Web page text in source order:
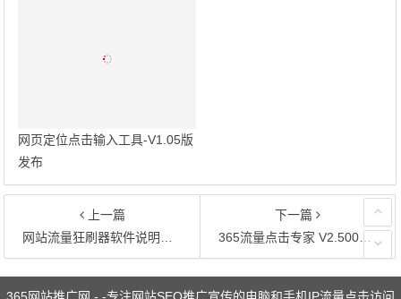
Copyright ©
库资料网|辣妈|工程建业信息网|网站推广帮|练题猫APP|安
全员考试题库网|二级建造师考试题库网
建筑安全员考试题库网
|工程建业信息网|一级建造师考试题库网|建筑八大员考试题库
网|成都网站建设|首饰翻新维修|微微考